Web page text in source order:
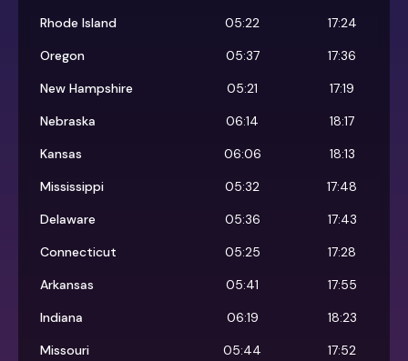
Rhode Island
05:22
17:24
Oregon
05:37
17:36
New Hampshire
05:21
17:19
Nebraska
06:14
18:17
Kansas
06:06
18:13
Mississippi
05:32
17:48
Delaware
05:36
17:43
Connecticut
05:25
17:28
Arkansas
05:41
17:55
Indiana
06:19
18:23
Missouri
05:44
17:52